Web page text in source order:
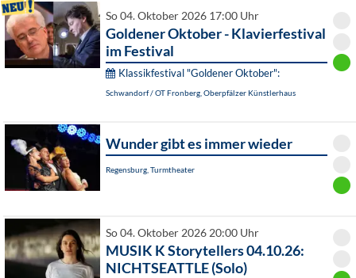
So 04. Oktober 2026 17:00 Uhr
Goldener Oktober - Klavierfestival
im Festival
Klassikfestival "Goldener Oktober":
Schwandorf / OT Fronberg, Oberpfälzer Künstlerhaus
Wunder gibt es immer wieder
Regensburg, Turmtheater
So 04. Oktober 2026 20:00 Uhr
MUSIK K Storytellers 04.10.26:
NICHTSEATTLE (Solo)